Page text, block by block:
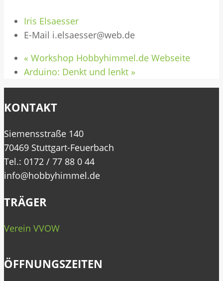
Iris Elsaesser
E-Mail i.elsaesser@web.de
« Workshop Hobbyhimmel.de Webseite
Arduino: Denkt und lenkt »
KONTAKT
Siemensstraße 140
70469 Stuttgart-Feuerbach
Tel.: 0172 / 77 88 0 44
info@hobbyhimmel.de
TRÄGER
Verein VVOW
ÖFFNUNGSZEITEN